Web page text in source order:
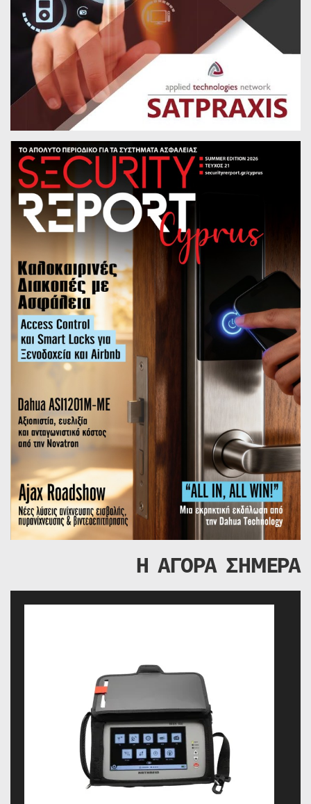
Η ΑΓΟΡΑ ΣΗΜΕΡΑ